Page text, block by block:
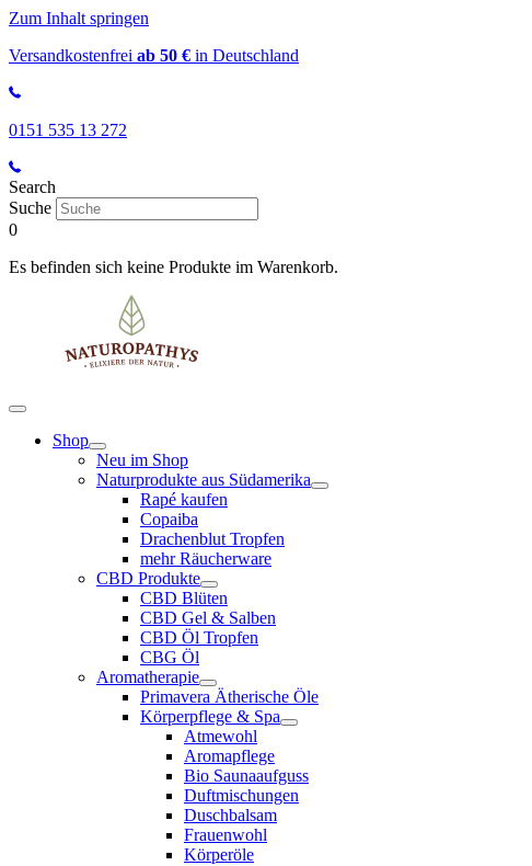
Zum Inhalt springen
Versandkostenfrei ab 50 € in Deutschland
0151 535 13 272
Search
Suche
0
Es befinden sich keine Produkte im Warenkorb.
Shop
Neu im Shop
Naturprodukte aus Südamerika
Rapé kaufen
Copaiba
Drachenblut Tropfen
mehr Räucherware
CBD Produkte
CBD Blüten
CBD Gel & Salben
CBD Öl Tropfen
CBG Öl
Aromatherapie
Primavera Ätherische Öle
Körperpflege & Spa
Atmewohl
Aromapflege
Bio Saunaaufguss
Duftmischungen
Duschbalsam
Frauenwohl
Körperöle